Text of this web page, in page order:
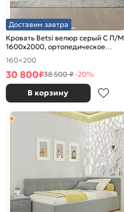
Доставим завтра
Кровать Betsi велюр серый С П/М
1600x2000, ортопедическое
основание, изголовье мягкое
160×200
30 800₽38 500 ₽-20%
В корзину